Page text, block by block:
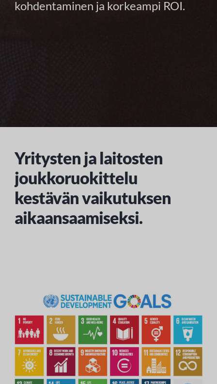
kohdentaminen ja korkeampi ROI.
Yritysten ja laitosten
joukkoruokittelu
kestävän vaikutuksen
aikaansaamiseksi.